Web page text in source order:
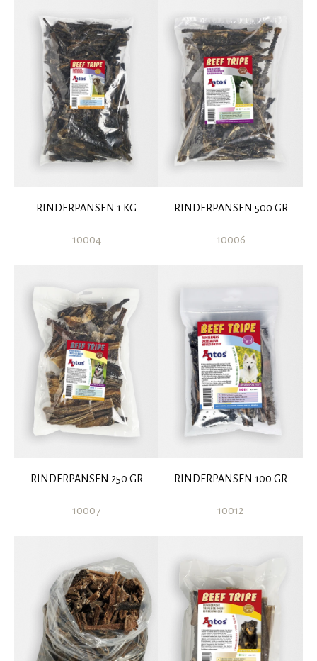
RINDERPANSEN 1 KG
10004
RINDERPANSEN 500 GR
10006
RINDERPANSEN 250 GR
10007
RINDERPANSEN 100 GR
10012